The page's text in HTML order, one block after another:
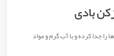
بادی
را جدا کرده و با آب گرم و مواد